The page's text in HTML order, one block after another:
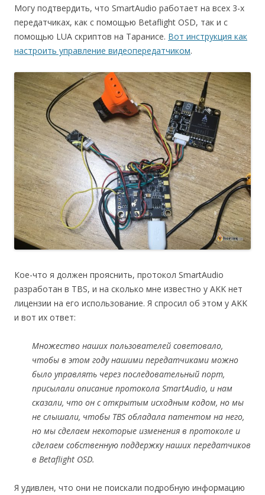
Могу подтвердить, что SmartAudio работает на всех 3-х
передатчиках, как с помощью Betaflight OSD, так и с
помощью LUA скриптов на Таранисе. Вот инструкция как
настроить управление видеопередатчиком.
Кое-что я должен прояснить, протокол SmartAudio
разработан в TBS, и на сколько мне известно у AKK нет
лицензии на его использование. Я спросил об этом у AKK
и вот их ответ:
Множество наших пользователей советовало,
чтобы в этом году нашими передатчиками можно
было управлять через последовательный порт,
присылали описание протокола SmartAudio, и нам
сказали, что он с открытым исходным кодом, но мы
не слышали, чтобы TBS обладала патентом на него,
но мы сделаем некоторые изменения в протоколе и
сделаем собственную поддержку наших передатчиков
в Betaflight OSD.
Я удивлен, что они не поискали подробную информацию